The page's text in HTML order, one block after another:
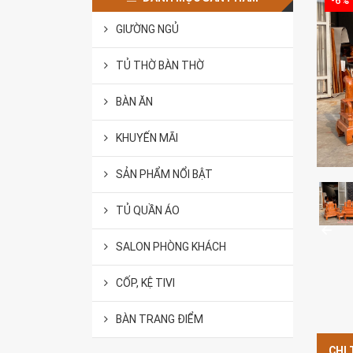
GIƯỜNG NGỦ
TỦ THỜ BÀN THỜ
BÀN ĂN
KHUYẾN MÃI
SẢN PHẨM NỔI BẬT
TỦ QUẦN ÁO
SALON PHÒNG KHÁCH
CỐP, KỆ TIVI
BÀN TRANG ĐIỂM